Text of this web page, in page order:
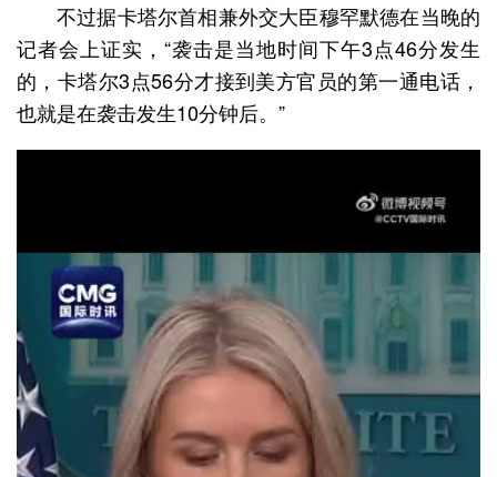
不过据卡塔尔首相兼外交大臣穆罕默德在当晚的
记者会上证实，“袭击是当地时间下午3点46分发生
的，卡塔尔3点56分才接到美方官员的第一通电话，
也就是在袭击发生10分钟后。”